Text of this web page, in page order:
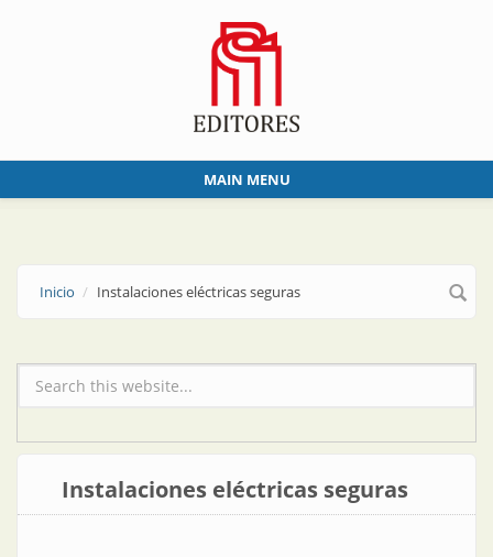
MAIN MENU
Inicio Instalaciones eléctricas seguras
Formulario de búsqueda
Instalaciones eléctricas seguras